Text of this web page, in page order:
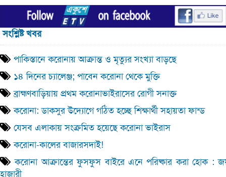
সংশ্লিষ্ট খবর
পাকিস্তানে করোনায় আক্রান্ত ও মৃত্যুর সংখ্যা বাড়ছে
১৪ দিনের চ্যালেঞ্জ; পাবেন করোনা থেকে মুক্তি
ব্রাহ্মণবাড়িয়ায় প্রথম করোনাভাইরাসের রোগী সনাক্ত
করোনা: ডাকসুর উদ্যোগে গঠিত হচ্ছে শিক্ষার্থী সহায়তা ফান্ড
যেসব এলাকায় সংক্রমিত হয়েছে করোনা ভাইরাস
করোনা-কালের বাজারসদাই!
করোনা আক্রান্তের ফুসফুস বাইরে এনে পরিষ্কার করা হোক :
হাজারী